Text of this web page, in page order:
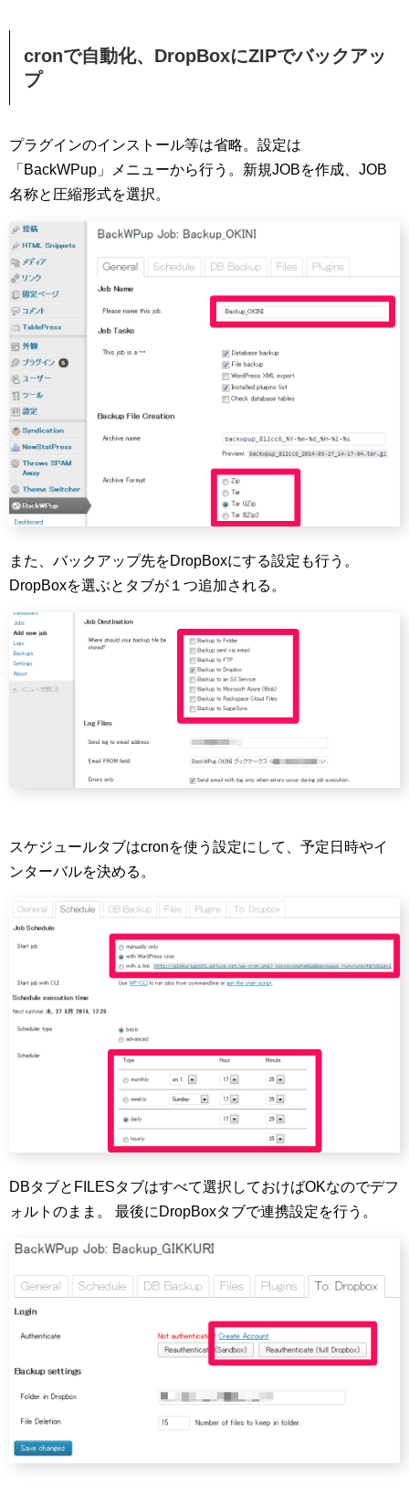
cronで自動化、DropBoxにZIPでバックアッ
プ
プラグインのインストール等は省略。設定は
「BackWPup」メニューから行う。新規JOBを作成、JOB
名称と圧縮形式を選択。
また、バックアップ先をDropBoxにする設定も行う。
DropBoxを選ぶとタブが１つ追加される。
スケジュールタブはcronを使う設定にして、予定日時やイ
ンターバルを決める。
DBタブとFILESタブはすべて選択しておけばOKなのでデフ
ォルトのまま。 最後にDropBoxタブで連携設定を行う。